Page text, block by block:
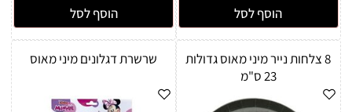
הוסף לסל
הוסף לסל
8 צלחות נייר מיני מאוס גדולות
23 ס"מ
שרשרת דגלונים מיני מאוס